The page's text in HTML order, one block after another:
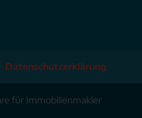
Datenschutzerklärung
für Immobilienmakler